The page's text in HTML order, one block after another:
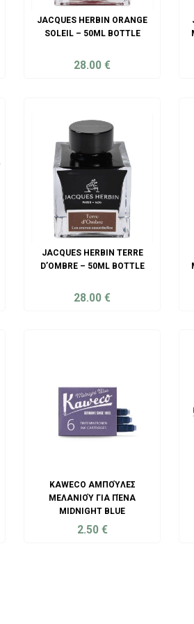
JACQUES HERBIN ORANGE
SOLEIL – 50ML BOTTLE
28.00€
JACQUES HERBIN TERRE
D’OMBRE – 50ML BOTTLE
28.00€
KAWECO ΑΜΠΟΎΛΕΣ
ΜΕΛΑΝΙΟΎ ΓΙΑ ΠΈΝΑ
MIDNIGHT BLUE
2.50 €